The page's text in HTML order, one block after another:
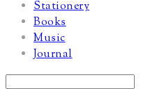
Stationery
Books
Music
Journal